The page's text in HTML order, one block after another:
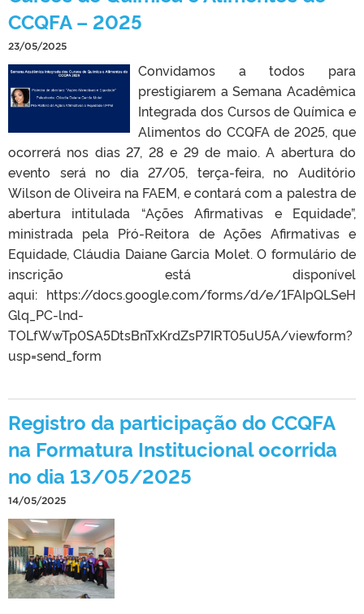
CCQFA – 2025
23/05/2025
Convidamos a todos para
prestigiarem a Semana Acadêmica
Integrada dos Cursos de Química e
Alimentos do CCQFA de 2025, que
ocorrerá nos dias 27, 28 e 29 de maio. A abertura do
evento será no dia 27/05, terça-feira, no Auditório
Wilson de Oliveira na FAEM, e contará com a palestra de
abertura intitulada “Ações Afirmativas e Equidade”,
ministrada pela P´ró-Reitora de Ações Afirmativas e
Equidade, Cláudia Daiane Garcia Molet. O formulário de
inscrição está disponível
aqui: https://docs.google.com/forms/d/e/1FAIpQLSeH
Glq_PC-lnd-
TOLfWwTp0SA5DtsBnTxKrdZsP7IRT05uU5A/viewform?
usp=send_form
Registro da participação do CCQFA
na Formatura Institucional ocorrida
no dia 13/05/2025
14/05/2025